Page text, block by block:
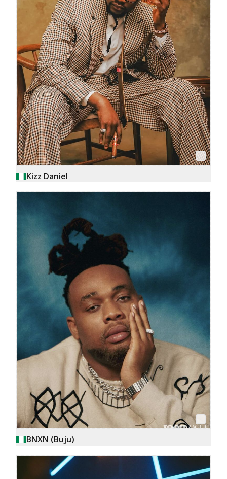
Kizz Daniel
BNXN (Buju)